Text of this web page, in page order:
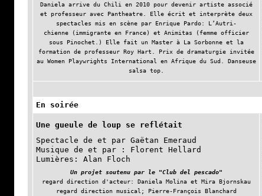
Daniela arrive du Chili en 2010 pour devenir artiste associé
et professeur avec Pantheatre. Elle écrit et interprète deux
spectacles mis en scène par Enrique Pardo: L’Autri-
chienne (immigrante en France) et Animitas (femme officier
sous Pinochet.) Elle fait un Master à La Sorbonne et la
formation de professeur Roy Hart. Prix de dramaturgie invitée
au Women Playwrights International en Afrique du Sud. Danseuse
salsa top.
En soirée
Une gueule de loup se reflétait
Spectacle de et par Gaëtan Emeraud
Musique de et par : Florent Hellard
Lumières: Alan Floch
Un projet soutenu par le "Club del pescado"
regard direction d'acteur: Daniela Molina et Mira Bjornskau
regard direction musical; Pierre-François Blanchard